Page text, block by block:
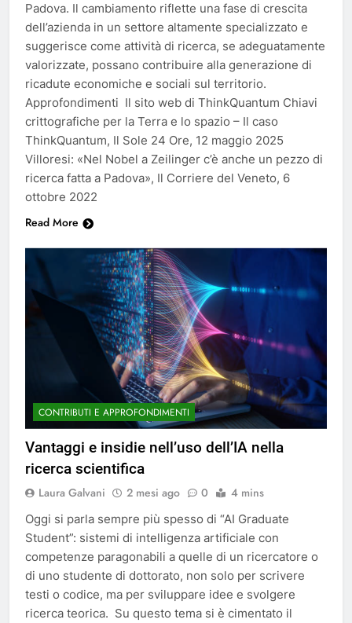
Padova. Il cambiamento riflette una fase di crescita
dell’azienda in un settore altamente specializzato e
suggerisce come attività di ricerca, se adeguatamente
valorizzate, possano contribuire alla generazione di
ricadute economiche e sociali sul territorio.
Approfondimenti Il sito web di ThinkQuantum Chiavi
crittografiche per la Terra e lo spazio – Il caso
ThinkQuantum, Il Sole 24 Ore, 12 maggio 2025
Villoresi: «Nel Nobel a Zeilinger c’è anche un pezzo di
ricerca fatta a Padova», Il Corriere del Veneto, 6
ottobre 2022
Read More
CONTRIBUTI E APPROFONDIMENTI
Vantaggi e insidie nell’uso dell’IA nella
ricerca scientifica
Laura Galvani 2 mesi ago 0 4 mins
Oggi si parla sempre più spesso di “AI Graduate
Student”: sistemi di intelligenza artificiale con
competenze paragonabili a quelle di un ricercatore o
di uno studente di dottorato, non solo per scrivere
testi o codice, ma per sviluppare idee e svolgere
ricerca teorica. Su questo tema si è cimentato il